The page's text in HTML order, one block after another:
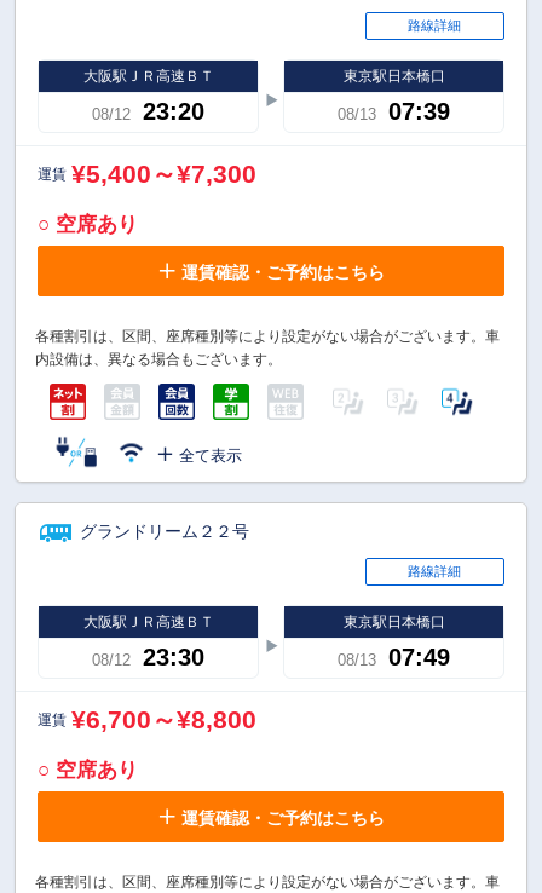
路線詳細
大阪駅ＪＲ高速ＢＴ
08/12 23:20
東京駅日本橋口
08/13 07:39
運賃 ¥5,400～¥7,300
○ 空席あり
運賃確認・ご予約はこちら
各種割引は、区間、座席種別等により設定がない場合がございます。車
内設備は、異なる場合もございます。
全て表示
グランドリーム２２号
路線詳細
大阪駅ＪＲ高速ＢＴ
08/12 23:30
東京駅日本橋口
08/13 07:49
運賃 ¥6,700～¥8,800
○ 空席あり
運賃確認・ご予約はこちら
各種割引は、区間、座席種別等により設定がない場合がございます。車